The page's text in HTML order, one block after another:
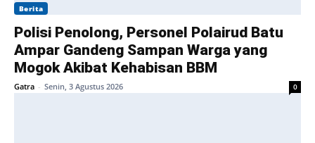
Berita
Polisi Penolong, Personel Polairud Batu
Ampar Gandeng Sampan Warga yang
Mogok Akibat Kehabisan BBM
Gatra - Senin, 3 Agustus 2026 0